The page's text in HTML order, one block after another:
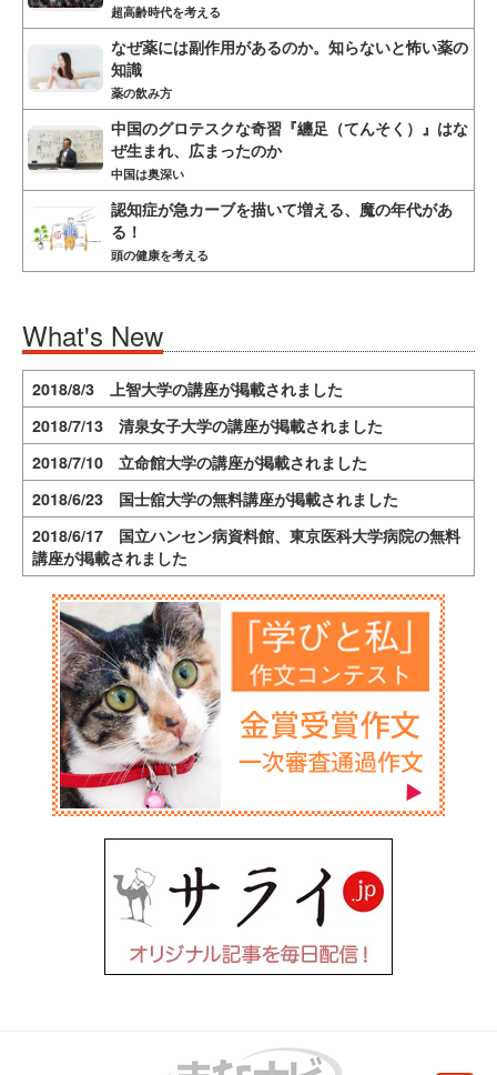
超高齢時代を考える
なぜ薬には副作用があるのか。知らないと怖い薬の
知識
薬の飲み方
中国のグロテスクな奇習『纏足（てんそく）』はな
ぜ生まれ、広まったのか
中国は奥深い
認知症が急カーブを描いて増える、魔の年代があ
る！
頭の健康を考える
What's New
2018/8/3 上智大学の講座が掲載されました
2018/7/13 清泉女子大学の講座が掲載されました
2018/7/10 立命館大学の講座が掲載されました
2018/6/23 国士舘大学の無料講座が掲載されました
2018/6/17 国立ハンセン病資料館、東京医科大学病院の無料
講座が掲載されました